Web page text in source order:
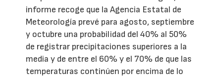
informe recoge que la Agencia Estatal de
Meteorología prevé para agosto, septiembre
y octubre una probabilidad del 40% al 50%
de registrar precipitaciones superiores a la
media y de entre el 60% y el 70% de que las
temperaturas continúen por encima de lo